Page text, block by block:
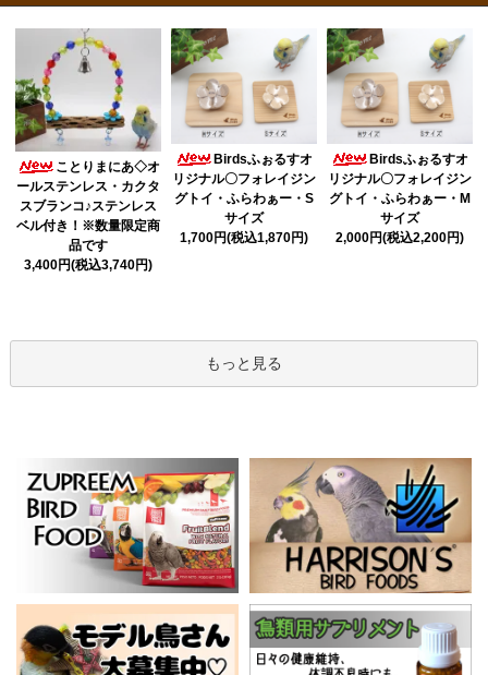
ことりまにあ◇オ
ールステンレス・カクタ
スブランコ♪ステンレス
ベル付き！※数量限定商
品です
3,400円(税込3,740円)
Birdsふぉるすオ
リジナル〇フォレイジン
グトイ・ふらわぁー・S
サイズ
1,700円(税込1,870円)
Birdsふぉるすオ
リジナル〇フォレイジン
グトイ・ふらわぁー・M
サイズ
2,000円(税込2,200円)
もっと見る